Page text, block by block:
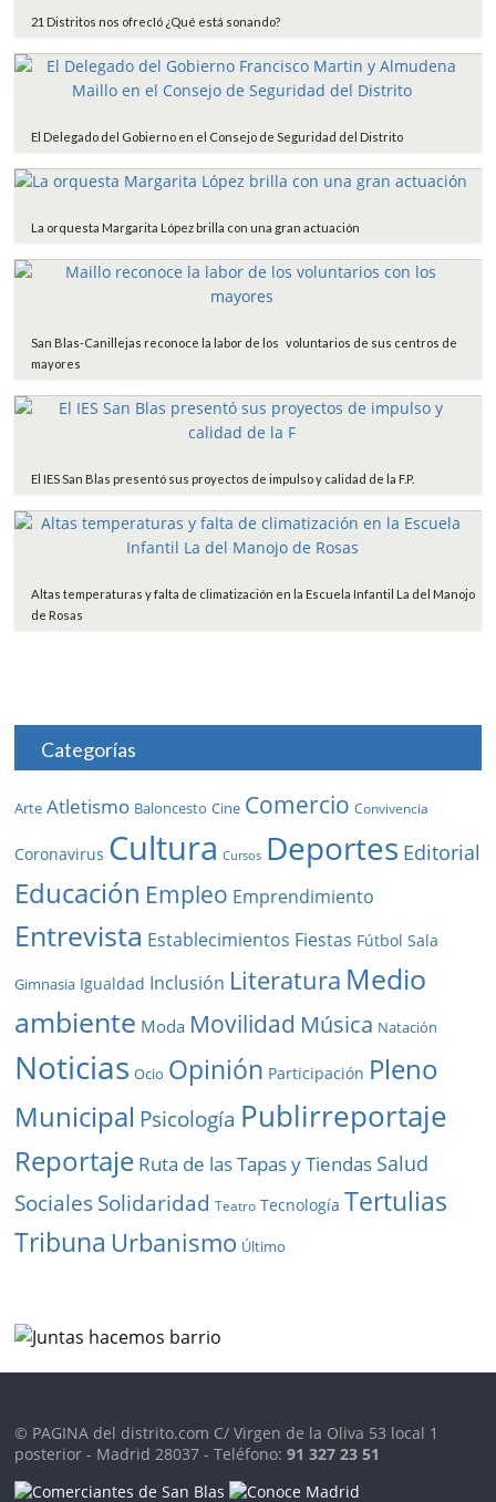
21 Distritos nos ofrecIó ¿Qué está sonando?
El Delegado del Gobierno en el Consejo de Seguridad del Distrito
La orquesta Margarita López brilla con una gran actuación
San Blas-Canillejas reconoce la labor de los voluntarios de sus centros de
mayores
El IES San Blas presentó sus proyectos de impulso y calidad de la F.P.
Altas temperaturas y falta de climatización en la Escuela Infantil La del Manojo
de Rosas
Categorías
Arte Atletismo Baloncesto Cine Comercio Convivencia
Coronavirus Cultura Cursos Deportes Editorial
Educación Empleo Emprendimiento
Entrevista Establecimientos Fiestas Fútbol Sala
Gimnasia Igualdad Inclusión Literatura Medio
ambiente Moda Movilidad Música Natación
Noticias Ocio Opinión Participación Pleno
Municipal Psicología Publirreportaje
Reportaje Ruta de las Tapas y Tiendas Salud
SocialesSolidaridad Teatro Tecnología Tertulias
Tribuna Urbanismo Último
© PAGINA del distrito.com C/ Virgen de la Oliva 53 local 1
posterior - Madrid 28037 - Teléfono:91 327 23 51